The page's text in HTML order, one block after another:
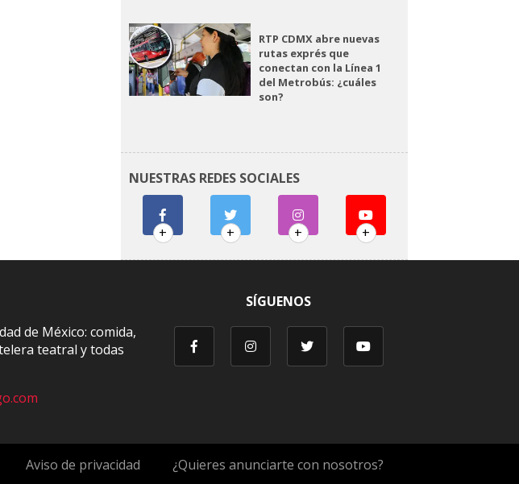
RTP CDMX abre nuevas
rutas exprés que
conectan con la Línea 1
del Metrobús: ¿cuáles
son?
NUESTRAS REDES SOCIALES
+ + + +
de México: comida,
teatral y todas
SÍGUENOS
Aviso de privacidad ¿Quieres anunciarte con nosotros?